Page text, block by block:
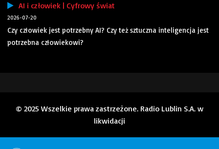
AI i człowiek | Cyfrowy świat
2026-07-20
Czy człowiek jest potrzebny AI? Czy też sztuczna inteligencja jest
potrzebna człowiekowi?
© 2025 Wszelkie prawa zastrzeżone. Radio Lublin S.A. w
likwidacji